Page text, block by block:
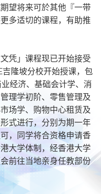
望将来可於其他『一带
多适切的课程，有助推
凭」课程现已开始接受
吉隆坡分校开始授课，包
经济、基础会计学、消
理学初阶、零售管理及
场学、购物中心租赁及
式进行，分别为期一年
，同学将合资格申请香
大学体制，经香港大学
前往当地亲身任教部份